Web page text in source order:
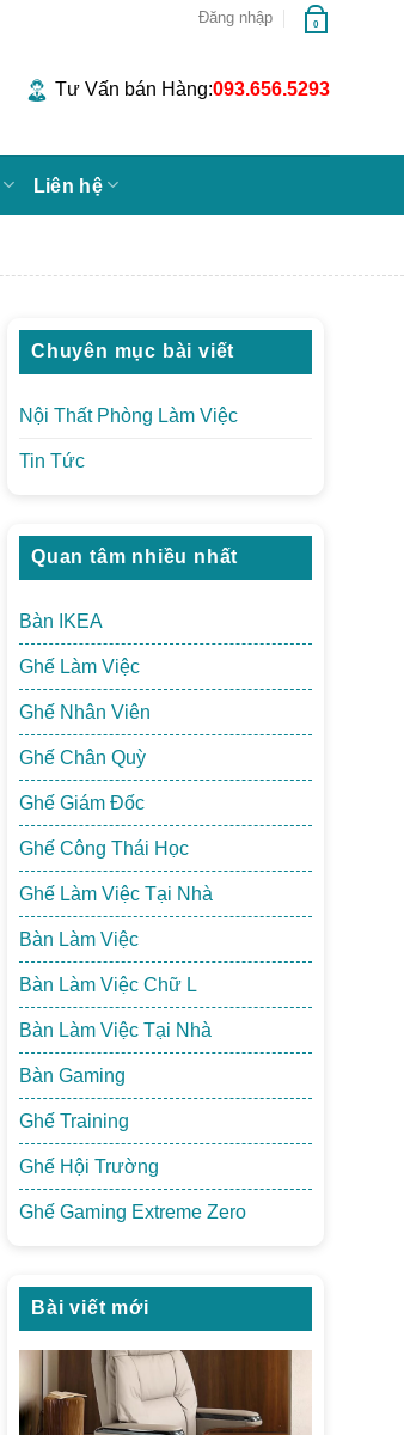
Đăng nhập 0
Tư Vấn bán Hàng:093.656.5293
Liên hệ
Chuyên mục bài viết
Nội Thất Phòng Làm Việc
Tin Tức
Quan tâm nhiều nhất
Bàn IKEA
Ghế Làm Việc
Ghế Nhân Viên
Ghế Chân Quỳ
Ghế Giám Đốc
Ghế Công Thái Học
Ghế Làm Việc Tại Nhà
Bàn Làm Việc
Bàn Làm Việc Chữ L
Bàn Làm Việc Tại Nhà
Bàn Gaming
Ghế Training
Ghế Hội Trường
Ghế Gaming Extreme Zero
Bài viết mới